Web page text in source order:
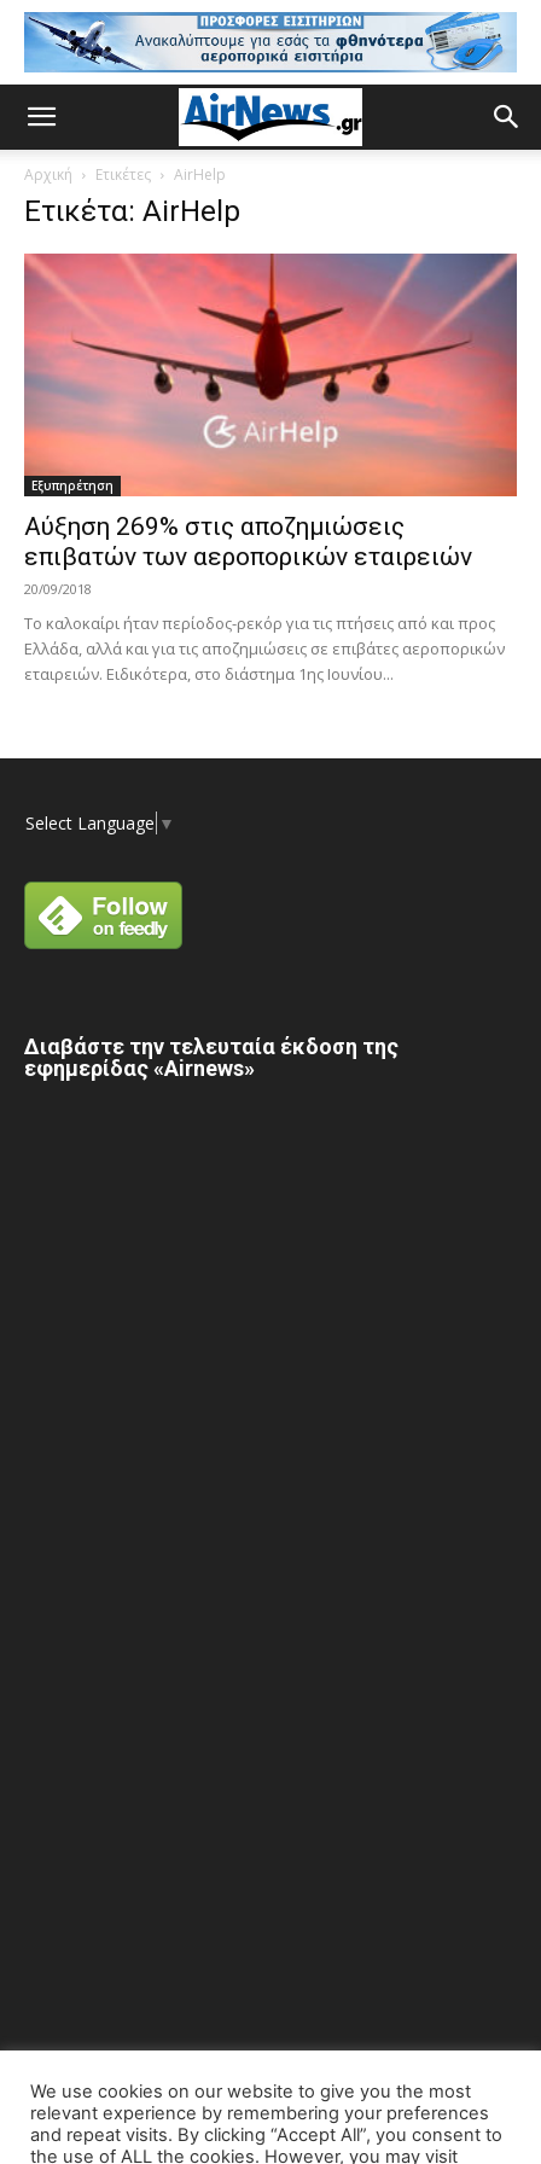
Αρχική Ετικέτες AirΗelp
Ετικέτα: AirΗelp
Εξυπηρέτηση
Αύξηση 269% στις αποζημιώσεις
επιβατών των αεροπορικών εταιρειών
20/09/2018
To καλοκαίρι ήταν περίοδος-ρεκόρ για τις πτήσεις από και προς
Ελλάδα, αλλά και για τις αποζημιώσεις σε επιβάτες αεροπορικών
εταιρειών. Ειδικότερα, στο διάστημα 1ης Ιουνίου...
Select Language ▼
Διαβάστε την τελευταία έκδοση της
εφημερίδας «Airnews»
© Copyright 2015 - www.airnews.gr
We use cookies on our website to give you the most
relevant experience by remembering your preferences
and repeat visits. By clicking “Accept All”, you consent to
the use of ALL the cookies. However, you may visit